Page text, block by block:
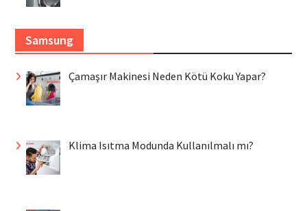
Samsung
Çamaşır Makinesi Neden Kötü Koku Yapar?
Klima Isıtma Modunda Kullanılmalı mı?